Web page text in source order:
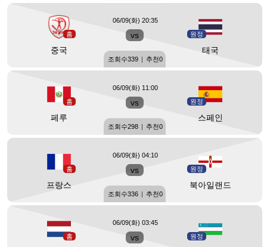
홈
중국
vs 원정
태국
06/09(화) 20:35
조회수339 | 추천0
홈
페루
vs 원정
스페인
06/09(화) 11:00
조회수298 | 추천0
홈
프랑스
vs 원정
북아일랜드
06/09(화) 04:10
조회수336 | 추천0
홈 vs 원정
06/09(화) 03:45